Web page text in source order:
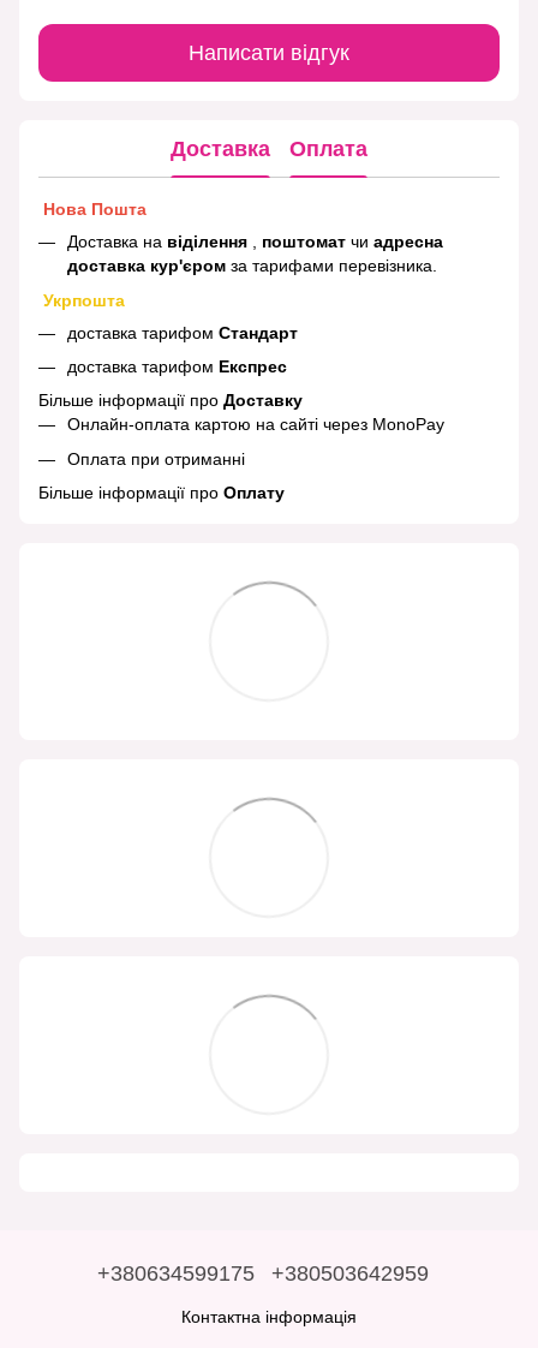
Написати відгук
Доставка Оплата
Нова Пошта
Доставка на віділення , поштомат чи адресна
доставка кур'єром за тарифами перевізника.
Укрпошта
доставка тарифом Стандарт
доставка тарифом Експрес
Більше інформації про Доставку
Онлайн-оплата картою на сайті через MonoPay
Оплата при отриманні
Більше інформації про Оплату
+380634599175 +380503642959
Контактна інформація